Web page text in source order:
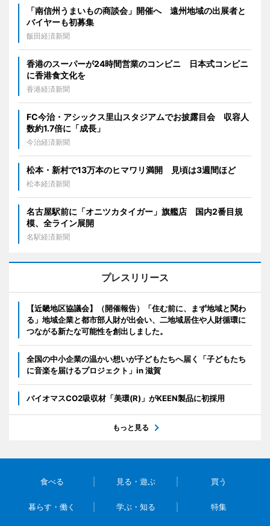
「南信州うまいもの商談会」開催へ 遠州地域の出展者と
バイヤーも初募集
飯田経済新聞
香港のスーパーが24時間営業のコンビニ 日本式コンビニ
に香港食文化を
香港経済新聞
FC今治・アシックス里山スタジアムでお披露目会 収容人
数約1.7倍に「成長」
今治経済新聞
松本・新村で13万本のヒマワリ満開 見頃は3週間ほど
松本経済新聞
名古屋駅前に「オニツカタイガー」旗艦店 国内2番目規
模、全ライン展開
名駅経済新聞
プレスリリース
【近畿地区協議会】（開催報告）「住む前に、まず地域と関わ
る」地域企業と都市部人財が出会い、二地域居住や人財循環に
つながる新たな可能性を創出しました。
全国の中小企業の温かい想いが子どもたちへ届く「子どもたち
に音楽を届けるプロジェクト」in 滋賀
バイオマスCO2吸収材「美環(R)」がKEEN製品に初採用
もっと見る
食べる 見る・遊ぶ 買う
暮らす・働く 学ぶ・知る 特集